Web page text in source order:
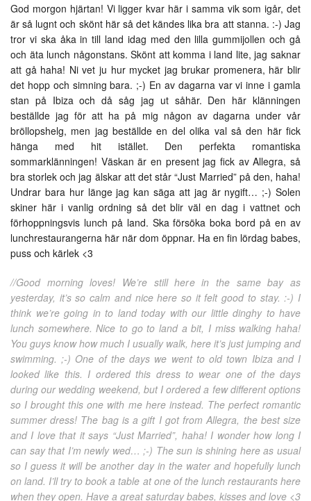
God morgon hjärtan! Vi ligger kvar här i samma vik som igår, det
är så lugnt och skönt här så det kändes lika bra att stanna. :-) Jag
tror vi ska åka in till land idag med den lilla gummijollen och gå
och äta lunch någonstans. Skönt att komma i land lite, jag saknar
att gå haha! Ni vet ju hur mycket jag brukar promenera, här blir
det hopp och simning bara. ;-) En av dagarna var vi inne i gamla
stan på Ibiza och då såg jag ut såhär. Den här klänningen
beställde jag för att ha på mig någon av dagarna under vår
bröllopshelg, men jag beställde en del olika val så den här fick
hänga med hit istället. Den perfekta romantiska
sommarklänningen! Väskan är en present jag fick av Allegra, så
bra storlek och jag älskar att det står “Just Married” på den, haha!
Undrar bara hur länge jag kan säga att jag är nygift… ;-) Solen
skiner här i vanlig ordning så det blir väl en dag i vattnet och
förhoppningsvis lunch på land. Ska försöka boka bord på en av
lunchrestaurangerna här när dom öppnar. Ha en fin lördag babes,
puss och kärlek <3
//Good morning loves! We’re still here in the same bay as
yesterday, it’s so calm and nice here so it felt good to stay. :-) I
think we’re going in to land today with our little dinghy to have
lunch somewhere. Nice to go to land a bit, I miss walking haha!
You guys know how much I usually walk, here it’s just jumping and
swimming. ;-) One of the days we went to old town Ibiza and I
looked like this. I ordered this dress to wear one of the days
during our wedding weekend, but I ordered a few different options
so I brought this one with me here instead. The perfect romantic
summer dress! The bag is a gift I got from Allegra, the best size
and I love that it says “Just Married”, haha! I wonder how long I
can say that I’m newly wed… ;-) The sun is shining here as usual
so I guess it will be another day in the water and hopefully lunch
on land. I’ll try to book a table at one of the lunch restaurants here
when they open. Have a great saturday babes, kisses and love <3